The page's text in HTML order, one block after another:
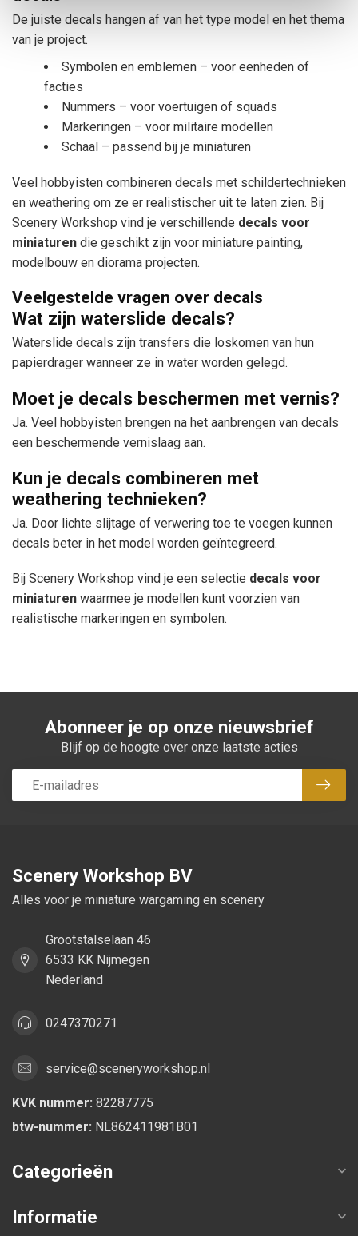
De juiste decals hangen af van het type model en het thema
van je project.
Symbolen en emblemen – voor eenheden of
facties
Nummers – voor voertuigen of squads
Markeringen – voor militaire modellen
Schaal – passend bij je miniaturen
Veel hobbyisten combineren decals met schildertechnieken
en weathering om ze er realistischer uit te laten zien. Bij
Scenery Workshop vind je verschillende decals voor
miniaturen die geschikt zijn voor miniature painting,
modelbouw en diorama projecten.
Veelgestelde vragen over decals
Wat zijn waterslide decals?
Waterslide decals zijn transfers die loskomen van hun
papierdrager wanneer ze in water worden gelegd.
Moet je decals beschermen met vernis?
Ja. Veel hobbyisten brengen na het aanbrengen van decals
een beschermende vernislaag aan.
Kun je decals combineren met
weathering technieken?
Ja. Door lichte slijtage of verwering toe te voegen kunnen
decals beter in het model worden geïntegreerd.
Bij Scenery Workshop vind je een selectie decals voor
miniaturen waarmee je modellen kunt voorzien van
realistische markeringen en symbolen.
Abonneer je op onze nieuwsbrief
Blijf op de hoogte over onze laatste acties
Scenery Workshop BV
Alles voor je miniature wargaming en scenery
Grootstalselaan 46
6533 KK Nijmegen
Nederland
0247370271
service@sceneryworkshop.nl
KVK nummer: 82287775
btw-nummer: NL862411981B01
Categorieën
Informatie